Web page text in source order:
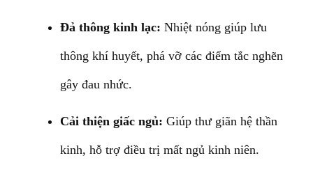
Đả thông kinh lạc: Nhiệt nóng giúp lưu
thông khí huyết, phá vỡ các điểm tắc nghẽn
gây đau nhức.
Cải thiện giấc ngủ: Giúp thư giãn hệ thần
kinh, hỗ trợ điều trị mất ngủ kinh niên.